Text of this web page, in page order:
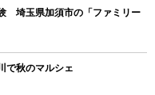
埼玉県加須市の「ファミリー
で秋のマルシェ